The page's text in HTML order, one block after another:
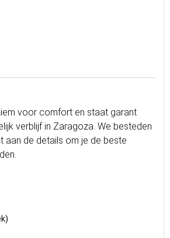
voor comfort en staat garant
verblijf in Zaragoza. We besteden
aan de details om je de beste